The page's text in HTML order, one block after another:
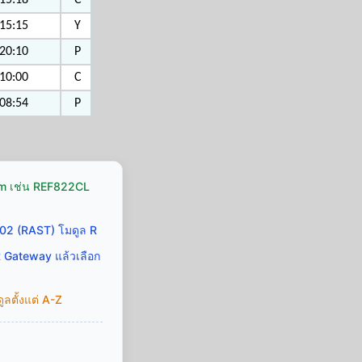
Y
P
C
P
เช่น REF822CL
(RAST) โมดูล R
แล้วเลือก
ลตั้งแต่ A-Z